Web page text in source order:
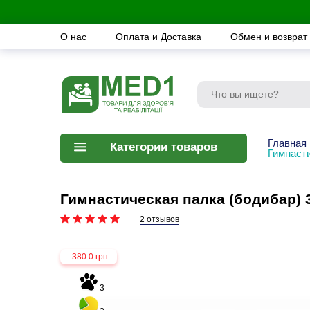
О нас Оплата и Доставка Обмен и возврат
Категории товаров
Главная
Гимнастическая палка (бодибар)
2 отзывов
-380.0 грн
3